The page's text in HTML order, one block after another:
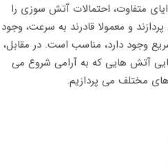
متفاوت، احتمالات آتش سوزی را
و معمولا قادرند به سرعت، وجود
وجود دارد، مناسب است. در مقابل،
آتش هایی که به آرامی شروع می
مختلف می پردازیم.